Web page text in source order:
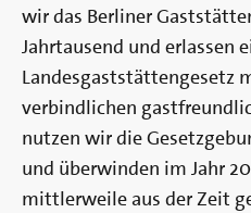
wir das Berliner
Jahrtausend und erlassen
Landesgaststättengesetz
verbindlichen
nutzen wir die
und überwinden im Jahr
mittlerweile aus der Zeit